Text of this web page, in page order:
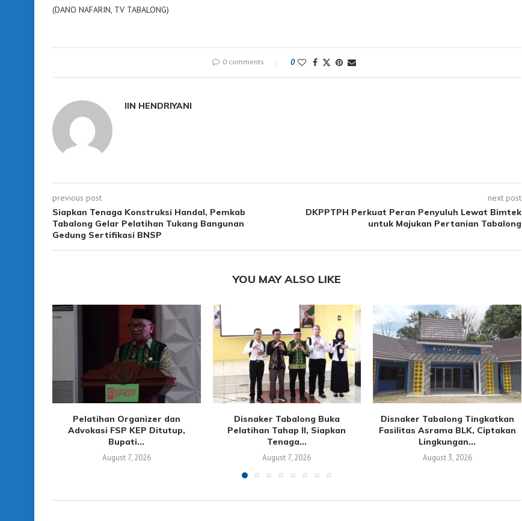
(DANO NAFARIN, TV TABALONG)
0 comments 0
IIN HENDRIYANI
previous post
Siapkan Tenaga Konstruksi Handal, Pemkab
Tabalong Gelar Pelatihan Tukang Bangunan
Gedung Sertifikasi BNSP
next post
DKPPTPH Perkuat Peran Penyuluh Lewat Bimtek
untuk Majukan Pertanian Tabalong
YOU MAY ALSO LIKE
Pelatihan Organizer dan
Advokasi FSP KEP Ditutup,
Bupati...
August 7, 2026
Disnaker Tabalong Buka
Pelatihan Tahap II, Siapkan
Tenaga...
August 7, 2026
Disnaker Tabalong Tingkatkan
Fasilitas Asrama BLK, Ciptakan
Lingkungan...
August 3, 2026